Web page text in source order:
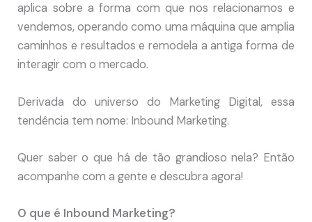
aplica sobre a forma com que nos relacionamos e
vendemos, operando como uma máquina que amplia
caminhos e resultados e remodela a antiga forma de
interagir com o mercado.
Derivada do universo do Marketing Digital, essa
tendência tem nome: Inbound Marketing.
Quer saber o que há de tão grandioso nela? Então
acompanhe com a gente e descubra agora!
O que é Inbound Marketing?